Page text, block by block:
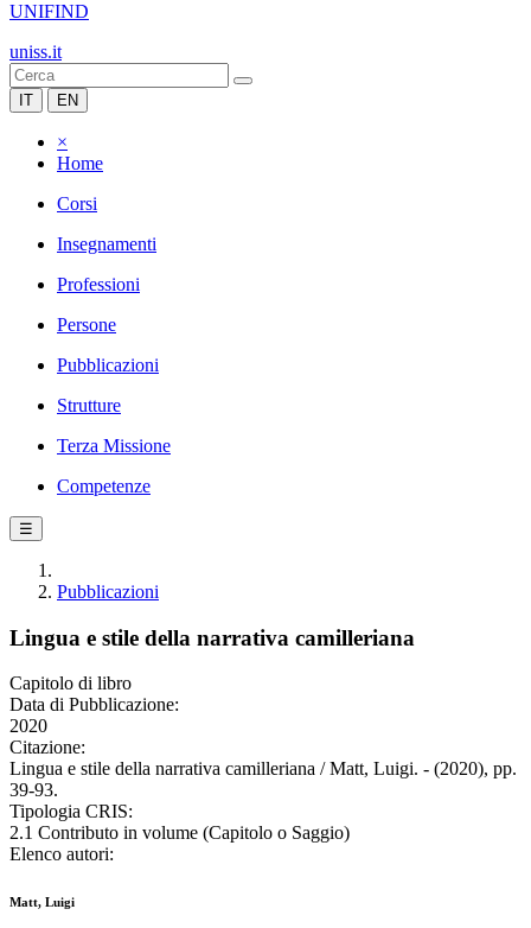
UNIFIND
uniss.it
IT EN
×
Home
Corsi
Insegnamenti
Professioni
Persone
Pubblicazioni
Strutture
Terza Missione
Competenze
☰
Pubblicazioni
Lingua e stile della narrativa camilleriana
Capitolo di libro
Data di Pubblicazione:
2020
Citazione:
Lingua e stile della narrativa camilleriana / Matt, Luigi. - (2020), pp.
39-93.
Tipologia CRIS:
2.1 Contributo in volume (Capitolo o Saggio)
Elenco autori:
Matt, Luigi